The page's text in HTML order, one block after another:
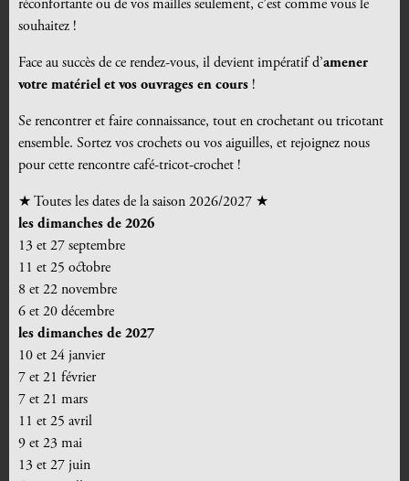
réconfortante ou de vos mailles seulement, c’est comme vous le
souhaitez !
Face au succès de ce rendez-vous, il devient impératif d’amener
votre matériel et vos ouvrages en cours !
Se rencontrer et faire connaissance, tout en crochetant ou tricotant
ensemble. Sortez vos crochets ou vos aiguilles, et rejoignez nous
pour cette rencontre café-tricot-crochet !
★ Toutes les dates de la saison 2026/2027 ★
les dimanches de 2026
13 et 27 septembre
11 et 25 octobre
8 et 22 novembre
6 et 20 décembre
les dimanches de 2027
10 et 24 janvier
7 et 21 février
7 et 21 mars
11 et 25 avril
9 et 23 mai
13 et 27 juin